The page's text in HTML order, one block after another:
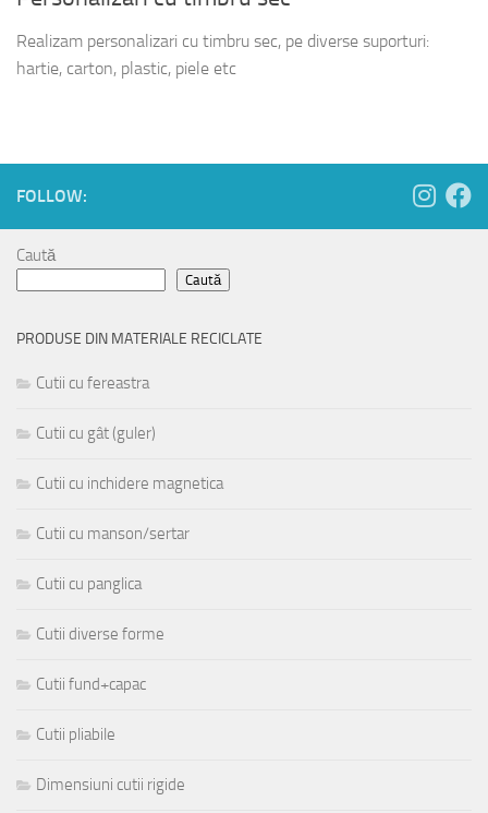
Realizam personalizari cu timbru sec, pe diverse suporturi:
hartie, carton, plastic, piele etc
FOLLOW:
Caută
Caută
PRODUSE DIN MATERIALE RECICLATE
Cutii cu fereastra
Cutii cu gât (guler)
Cutii cu inchidere magnetica
Cutii cu manson/sertar
Cutii cu panglica
Cutii diverse forme
Cutii fund+capac
Cutii pliabile
Dimensiuni cutii rigide